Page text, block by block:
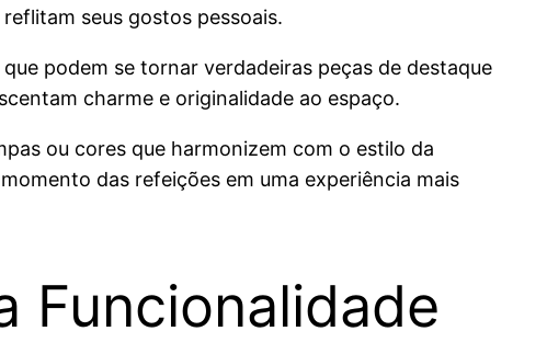
seus gostos pessoais.
podem se tornar verdadeiras peças de destaque
charme e originalidade ao espaço.
ou cores que harmonizem com o estilo da
das refeições em uma experiência mais
Funcionalidade